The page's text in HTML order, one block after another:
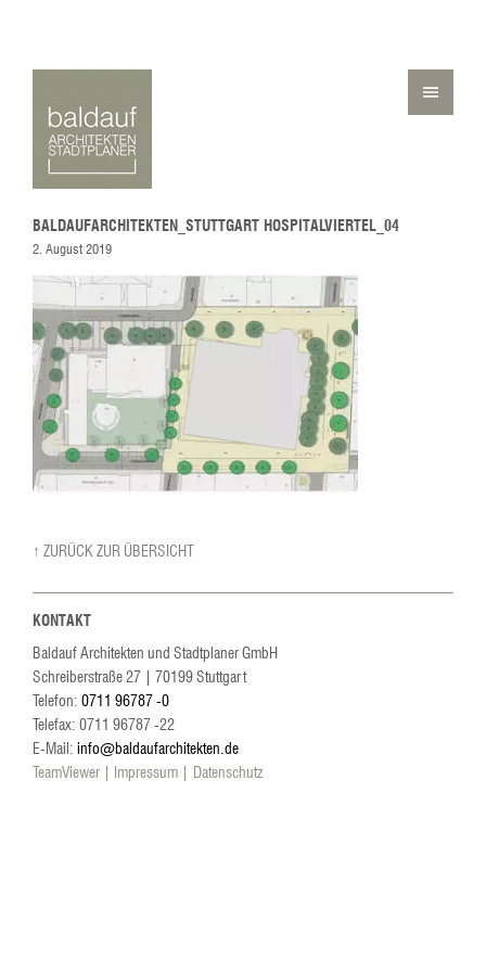
BALDAUFARCHITEKTEN_STUTTGART HOSPITALVIERTEL_04
2. August 2019
↑ ZURÜCK ZUR ÜBERSICHT
KONTAKT
Baldauf Architekten und Stadtplaner GmbH
Schreiberstraße 27| 70199Stuttgart
Telefon: 0711 96787 -0
Telefax: 0711 96787 -22
E-Mail: info@baldaufarchitekten.de
TeamViewer
Impressum Datenschutz